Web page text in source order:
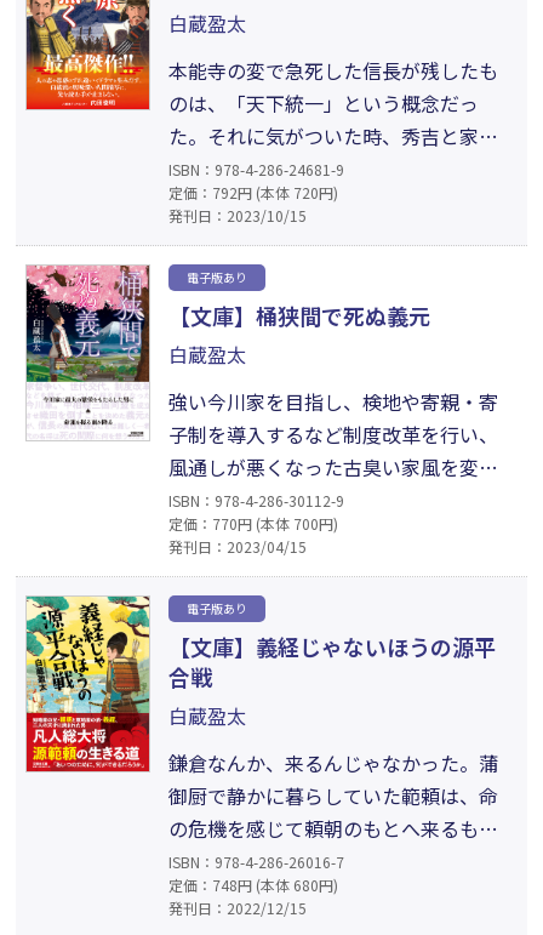
する。念仏はロックだ！ 破天荒かつ繊
細な捨聖、一遍の物語。
白蔵盈太
本能寺の変で急死した信長が残したも
のは、「天下統一」という概念だっ
た。それに気がついた時、秀吉と家康
はどんな行動に出るのか。ともに40
代、武将として脂の乗り切った二人
が、腹心の部下──家康には石川数
正、秀吉には黒田官兵衛──に支えら
れ、知略を尽くし、命を賭けて睨み合
う。真の天下人となるために。秀吉、家
康それぞれの視点で描かれる、天下分
け目の熱き戦い。
ISBN：978-4-286-24681-9
定価：792円 (本体 720円)
発刊日：2023/10/15
電子版あり
【文庫】桶狭間で死ぬ義元
白蔵盈太
強い今川家を目指し、検地や寄親・寄
子制を導入するなど制度改革を行い、
風通しが悪くなった古臭い家風を変え
ようと、当主として懸命に歩む義元。今
川の東に北条、北に武田、西に織田と
いう群雄割拠の乱世において、義元はい
つしか「海道一の弓取り」と称される
ようになる。甲相駿三国同盟を成立さ
せ、今川家最大の繁栄をもたらした名
武将は、篠突く雨の桶狭間で最後に何
を想うのか。
ISBN：978-4-286-30112-9
定価：770円 (本体 700円)
発刊日：2023/04/15
電子版あり
【文庫】義経じゃないほうの源平
合戦
白蔵盈太
鎌倉なんか、来るんじゃなかった。蒲
御厨で静かに暮らしていた範頼は、命
の危機を感じて頼朝のもとへ来るも、
会って早々、兄の怒りに触れ言葉も出
ない。ちくしょう、怖すぎるだろ、こ
の兄さま。打倒平家に燃え勇猛果敢に切
ISBN：978-4-286-26016-7
定価：748円 (本体 680円)
発刊日：2022/12/15